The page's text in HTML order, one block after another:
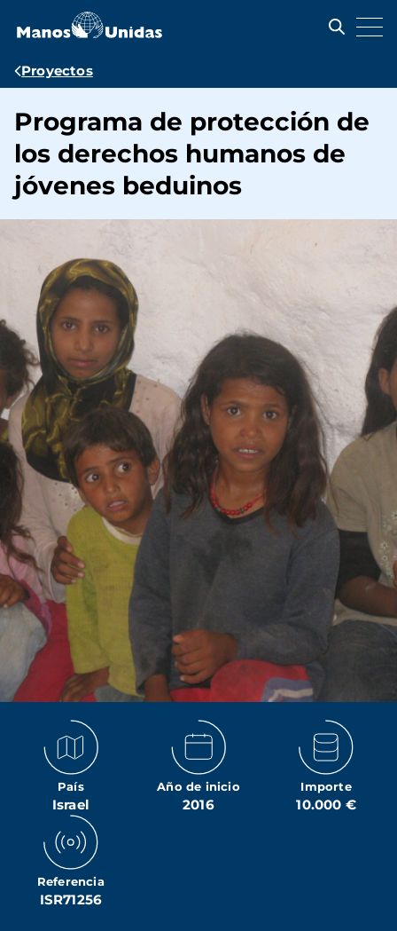
contenido
Ruta
navegación
Proyectos
Programa de protección de
los derechos humanos de
jóvenes beduinos
País
Israel
Año de inicio
2016
Importe
10.000 €
Referencia
ISR71256